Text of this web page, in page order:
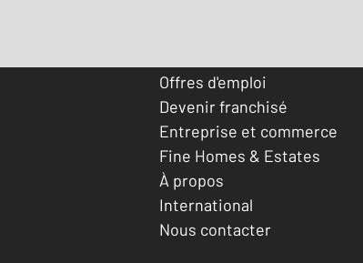
Offres d'emploi
Devenir franchisé
Entreprise et commerce
Fine Homes & Estates
À propos
International
Nous contacter